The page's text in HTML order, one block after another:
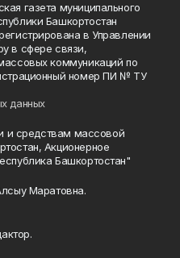
газета муниципального
Башкортостан
в Управлении
в сфере связи,
коммуникаций по
номер ПИ № ТУ
данных
и средствам массовой
Акционерное
Башкортостан"
Маратовна.